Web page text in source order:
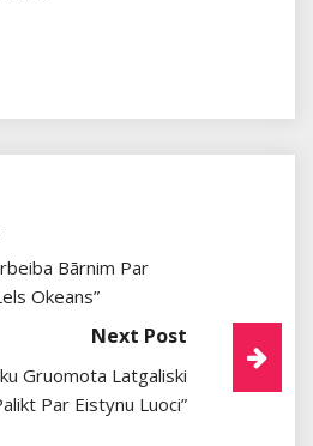
Bārnim Par
Okeans”
Next Post
Gruomota Latgaliski
Par Eistynu Luoci”